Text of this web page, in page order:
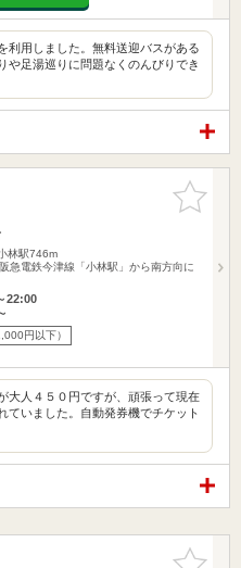
利用しました。無料送迎バスがある
や足湯巡りに問題なくのんびりでき
お気に入
りに追加
林駅746m
電鉄今津線「小林駅」から南方向に
22:00
円以下）
大人４５０円ですが、頑張って現在
ていました。自動発券機でチケット
お気に入